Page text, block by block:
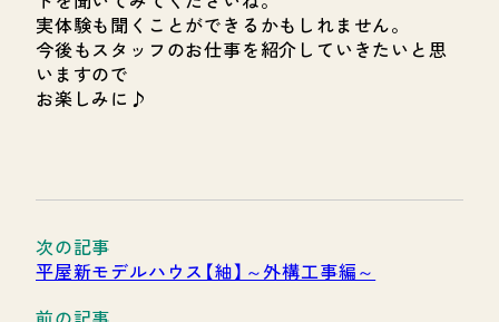
実体験も聞くことができるかもしれません。
今後もスタッフのお仕事を紹介していきたいと思
いますので
お楽しみに♪
平屋新モデルハウス【紬】～外構工事編～